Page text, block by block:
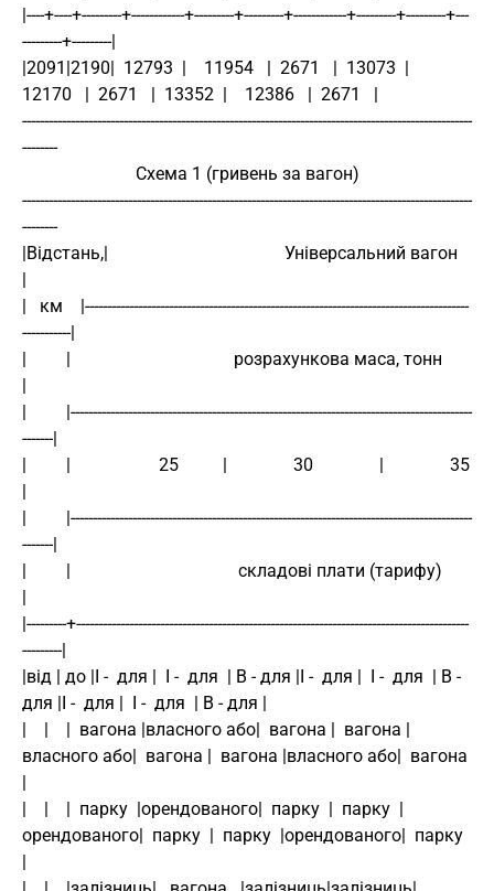
|----+----+---------+------------+---------+---------+------------+---------+---------+---
---------+---------|
|2091|2190|  12793  |    11954   |  2671   |  13073  |
12170   |  2671   |  13352  |    12386   |  2671   |
------------------------------------------------------------------------------------------------------
--------
Схема 1 (гривень за вагон)
------------------------------------------------------------------------------------------------------
--------
|Відстань,|                                        Універсальний вагон
|
|   км    |---------------------------------------------------------------------------------------
-----------|
|         |                                     розрахункова маса, тонн
|
|         |-------------------------------------------------------------------------------------------
-------|
|         |                    25          |               30               |               35
|
|         |-------------------------------------------------------------------------------------------
-------|
|         |                                      складові плати (тарифу)
|
|---------+-----------------------------------------------------------------------------------------
---------|
|від | до |І -  для |  І -  для  | В - для |І -  для |  І -  для  | В -
для |І -  для |  І -  для  | В - для |
|    |    |  вагона |власного або|  вагона |  вагона |
власного або|  вагона |  вагона |власного або|  вагона
|
|    |    |  парку  |орендованого|  парку  |  парку  |
орендованого|  парку  |  парку  |орендованого|  парку
|